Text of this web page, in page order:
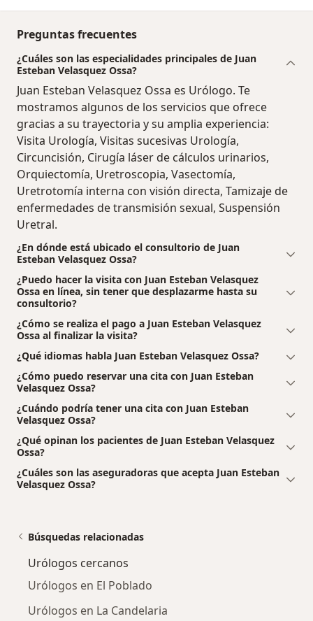
Preguntas frecuentes
¿Cuáles son las especialidades principales de Juan
Esteban Velasquez Ossa?
Juan Esteban Velasquez Ossa es Urólogo. Te
mostramos algunos de los servicios que ofrece
gracias a su trayectoria y su amplia experiencia:
Visita Urología, Visitas sucesivas Urología,
Circuncisión, Cirugía láser de cálculos urinarios,
Orquiectomía, Uretroscopia, Vasectomía,
Uretrotomía interna con visión directa, Tamizaje de
enfermedades de transmisión sexual, Suspensión
Uretral.
¿En dónde está ubicado el consultorio de Juan
Esteban Velasquez Ossa?
¿Puedo hacer la visita con Juan Esteban Velasquez
Ossa en línea, sin tener que desplazarme hasta su
consultorio?
¿Cómo se realiza el pago a Juan Esteban Velasquez
Ossa al finalizar la visita?
¿Qué idiomas habla Juan Esteban Velasquez Ossa?
¿Cómo puedo reservar una cita con Juan Esteban
Velasquez Ossa?
¿Cuándo podría tener una cita con Juan Esteban
Velasquez Ossa?
¿Qué opinan los pacientes de Juan Esteban Velasquez
Ossa?
¿Cuáles son las aseguradoras que acepta Juan Esteban
Velasquez Ossa?
Búsquedas relacionadas
Urólogos cercanos
Urólogos en El Poblado
Urólogos en La Candelaria